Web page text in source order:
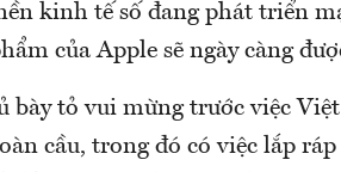
kinh tế số đang phát triển
của Apple sẽ ngày càng
bày tỏ vui mừng trước việc
cầu, trong đó có việc lắp